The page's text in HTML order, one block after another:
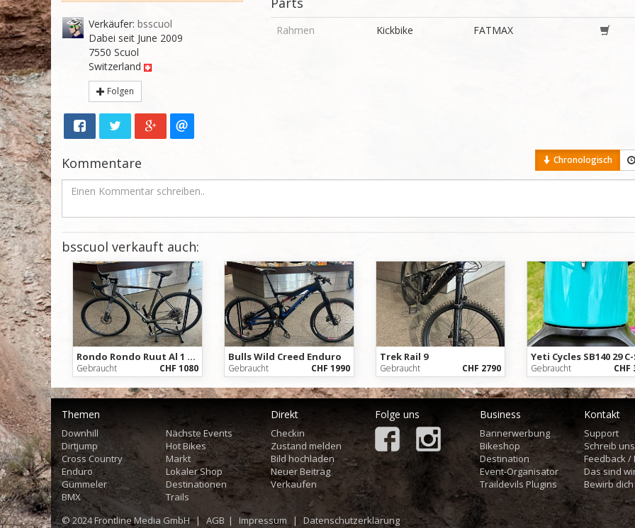
Rahmen Kickbike FATMAX
Verkäufer: bsscuol
Dabei seit June 2009
7550 Scuol
Switzerland
Folgen
Kommentare Chronologisch
bsscuol verkauft auch:
Rondo Rondo Ruut Al 1 2022
Gebraucht CHF 1080
Bulls Wild Creed Enduro
Gebraucht CHF 1990
Trek Rail 9
Gebraucht CHF 2790 Gebraucht CHF
Themen
Downhill
Dirtjump
Cross Country
Enduro
Gümmeler
BMX
Nächste Events
Hot Bikes
Markt
Lokaler Shop
Destinationen
Trails
Direkt
Checkin
Zustand melden
Bild hochladen
Neuer Beitrag
Verkaufen
Folge uns Business
Bannerwerbung
Bikeshop
Destination
Event-Organisator
Traildevils Plugins
Kontakt
Support
Schreib uns
Feedback /
Das sind
Bewirb dich
© 2024Frontline Media GmbH | AGB | Impressum | Datenschutzerklärung